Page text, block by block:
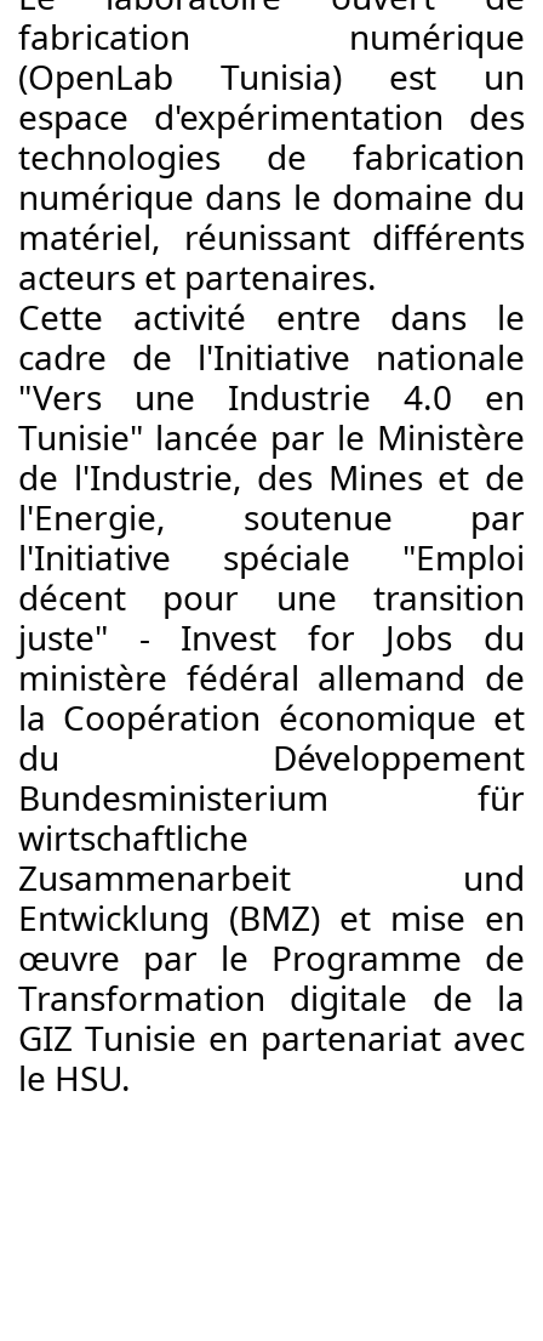
fabrication numérique
(OpenLab Tunisia) est un
espace d'expérimentation des
technologies de fabrication
numérique dans le domaine du
matériel, réunissant différents
acteurs et partenaires.
Cette activité entre dans le
cadre de l'Initiative nationale
"Vers une Industrie 4.0 en
Tunisie" lancée par le Ministère
de l'Industrie, des Mines et de
l'Energie, soutenue par
l'Initiative spéciale "Emploi
décent pour une transition
juste" - Invest for Jobs du
ministère fédéral allemand de
la Coopération économique et
du Développement
Bundesministerium für
wirtschaftliche
Zusammenarbeit und
Entwicklung (BMZ) et mise en
œuvre par le Programme de
Transformation digitale de la
GIZ Tunisie en partenariat avec
le HSU.